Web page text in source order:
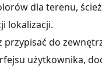
dla terenu,
lokalizacji.
przypisać do
użytkownika,